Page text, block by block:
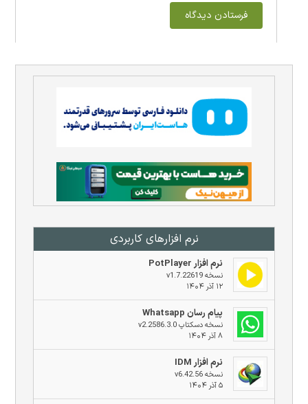
نرم افزار‌های کاربردی
نرم افزار PotPlayer
نسخه v1.7.22619
۱۲ آذر ۱۴۰۴
پیام رسان Whatsapp
نسخه دسکتاپ v2.2586.3.0
۸ آذر ۱۴۰۴
نرم افزار IDM
نسخه v6.42.56
۵ آذر ۱۴۰۴